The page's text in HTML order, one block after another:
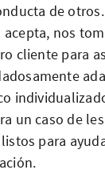
de
nos
cliente para
un caso de
para